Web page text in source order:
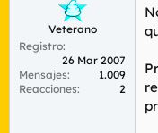
e
a
Veterano
Registro
26 Mar 2007
Mensajes
1.009
Reacciones
2